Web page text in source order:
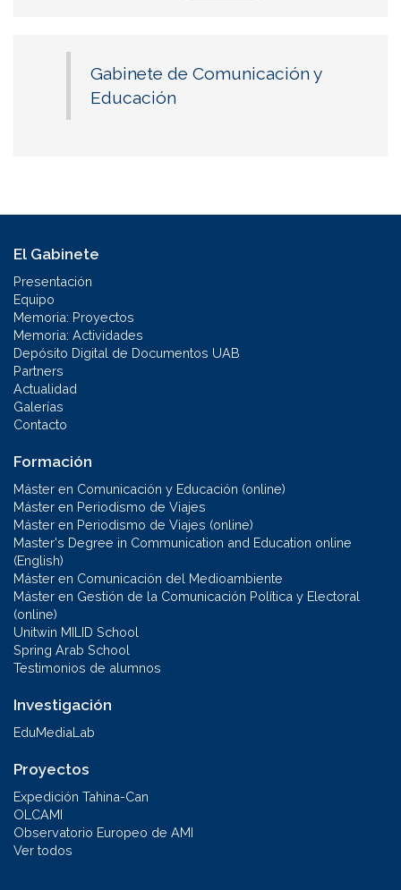
Gabinete de Comunicación y
Educación
El Gabinete
Presentación
Equipo
Memoria: Proyectos
Memoria: Actividades
Depósito Digital de Documentos UAB
Partners
Actualidad
Galerías
Contacto
Formación
Máster en Comunicación y Educación (online)
Máster en Periodismo de Viajes
Máster en Periodismo de Viajes (online)
Master's Degree in Communication and Education online
(English)
Máster en Comunicación del Medioambiente
Máster en Gestión de la Comunicación Política y Electoral
(online)
Unitwin MILID School
Spring Arab School
Testimonios de alumnos
Investigación
EduMediaLab
Proyectos
Expedición Tahina-Can
OLCAMI
Observatorio Europeo de AMI
Ver todos